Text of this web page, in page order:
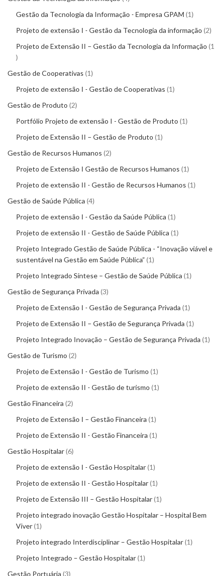
Gestão da Tecnologia da Informação - Empresa GPAM 1
Projeto de extensão I - Gestão da Tecnologia da informação 2
Projeto de Extensão II – Gestão da Tecnologia da Informação 1
Gestão de Cooperativas 1
Projeto de extensão I - Gestão de Cooperativas 1
Gestão de Produto 2
Portfólio Projeto de extensão I - Gestão de Produto 1
Projeto de Extensão II – Gestão de Produto 1
Gestão de Recursos Humanos 2
Projeto de Extensão I Gestão de Recursos Humanos 1
Projeto de extensão II - Gestão de Recursos Humanos 1
Gestão de Saúde Pública 4
Projeto de extensão I - Gestão da Saúde Pública 1
Projeto de extensão II - Gestão de Saúde Pública 1
Projeto Integrado Gestão de Saúde Pública - “Inovação viável e
sustentável na Gestão em Saúde Pública” 1
Projeto Integrado Síntese – Gestão de Saúde Pública 1
Gestão de Segurança Privada 3
Projeto de Extensão I - Gestão de Segurança Privada 1
Projeto de Extensão II – Gestão de Segurança Privada 1
Projeto Integrado Inovação – Gestão de Segurança Privada 1
Gestão de Turismo 2
Projeto de Extensão I - Gestão de Turismo 1
Projeto de extensão II - Gestão de turismo 1
Gestão Financeira 2
Projeto de Extensão I – Gestão Financeira 1
Projeto de Extensão II - Gestão Financeira 1
Gestão Hospitalar 6
Projeto de extensão I - Gestão Hospitalar 1
Projeto de extensão II - Gestão Hospitalar 1
Projeto de Extensão III – Gestão Hospitalar 1
Projeto integrado inovação Gestão Hospitalar – Hospital Bem
Viver 1
Projeto integrado Interdisciplinar – Gestão Hospitalar 1
Projeto Integrado – Gestão Hospitalar 1
Gestão Portuária 3